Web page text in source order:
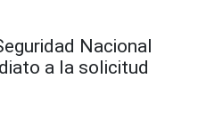
Nacional
a la solicitud